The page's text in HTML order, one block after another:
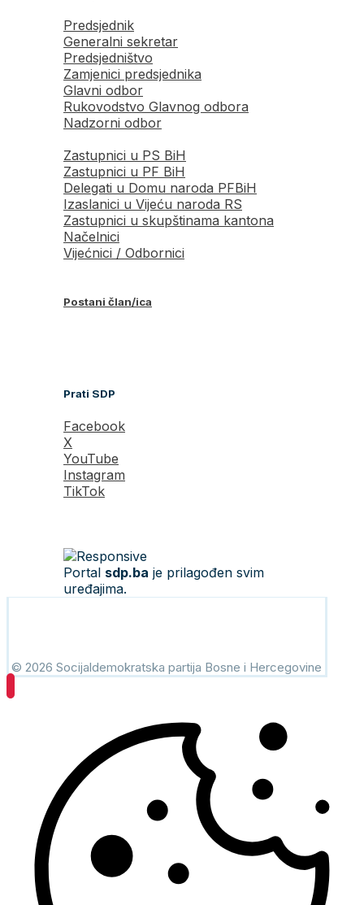
Predsjednik
Generalni sekretar
Predsjedništvo
Zamjenici predsjednika
Glavni odbor
Rukovodstvo Glavnog odbora
Nadzorni odbor
Zastupnici u PS BiH
Zastupnici u PF BiH
Delegati u Domu naroda PFBiH
Izaslanici u Vijeću naroda RS
Zastupnici u skupštinama kantona
Načelnici
Vijećnici / Odbornici
Postani član/ica
Prati SDP
Facebook
X
YouTube
Instagram
TikTok
Portal sdp.ba je prilagođen svim
uređajima.
© 2026 Socijaldemokratska partija Bosne i Hercegovine